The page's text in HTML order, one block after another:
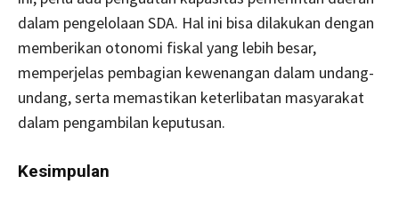
dalam pengelolaan SDA. Hal ini bisa dilakukan dengan
memberikan otonomi fiskal yang lebih besar,
memperjelas pembagian kewenangan dalam undang-
undang, serta memastikan keterlibatan masyarakat
dalam pengambilan keputusan.
Kesimpulan